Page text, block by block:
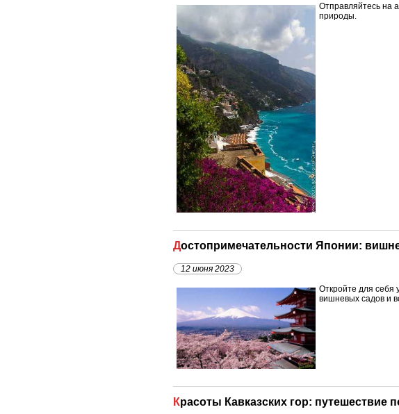
Отправляйтесь на
природы.
Достопримечательности Японии:
12 июня 2023
Откройте для себя
вишневых садов и
Красоты Кавказских гор: